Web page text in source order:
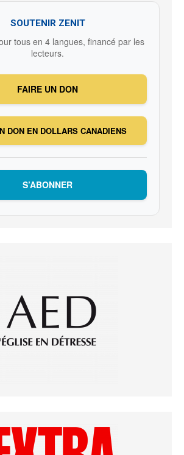
SOUTENIR ZENIT
tous en 4 langues, financé par les
lecteurs.
FAIRE UN DON
DON EN DOLLARS CANADIENS
S’ABONNER